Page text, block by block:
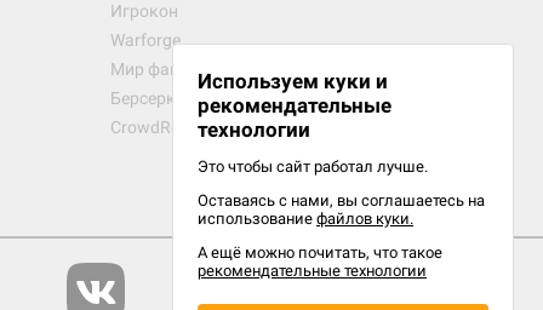
Игрокон
Warforge
Мир фантастики
Берсерк
CrowdRepublic
Используем куки и
рекомендательные
технологии
Это чтобы сайт работал лучше.
Оставаясь с нами, вы соглашаетесь на
использование файлов куки.
А ещё можно почитать, что такое
рекомендательные технологии